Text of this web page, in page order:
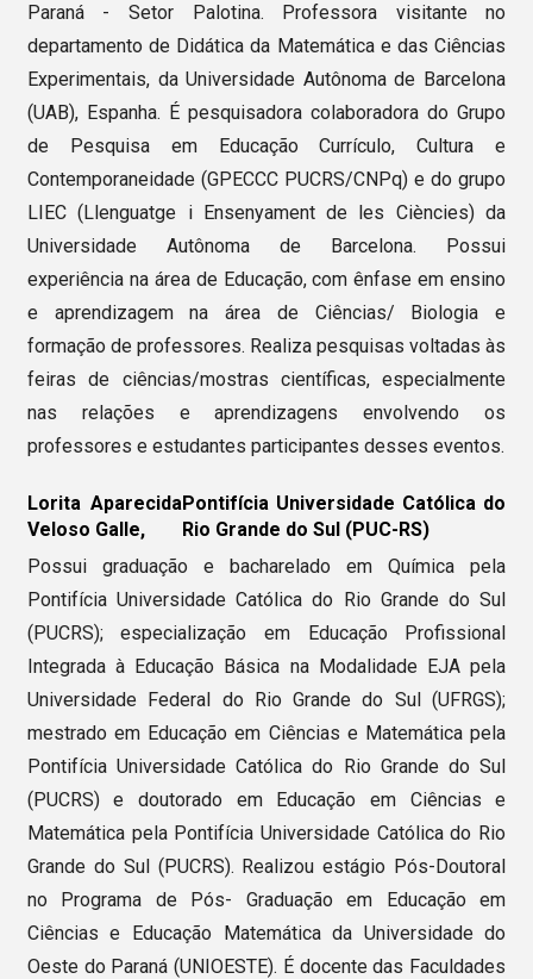
Paraná - Setor Palotina. Professora visitante no
departamento de Didática da Matemática e das Ciências
Experimentais, da Universidade Autônoma de Barcelona
(UAB), Espanha. É pesquisadora colaboradora do Grupo
de Pesquisa em Educação Currículo, Cultura e
Contemporaneidade (GPECCC PUCRS/CNPq) e do grupo
LIEC (Llenguatge i Ensenyament de les Ciències) da
Universidade Autônoma de Barcelona. Possui
experiência na área de Educação, com ênfase em ensino
e aprendizagem na área de Ciências/ Biologia e
formação de professores. Realiza pesquisas voltadas às
feiras de ciências/mostras científicas, especialmente
nas relações e aprendizagens envolvendo os
professores e estudantes participantes desses eventos.
Lorita Aparecida
Veloso Galle,
Pontifícia Universidade Católica do
Rio Grande do Sul (PUC-RS)
Possui graduação e bacharelado em Química pela
Pontifícia Universidade Católica do Rio Grande do Sul
(PUCRS); especialização em Educação Profissional
Integrada à Educação Básica na Modalidade EJA pela
Universidade Federal do Rio Grande do Sul (UFRGS);
mestrado em Educação em Ciências e Matemática pela
Pontifícia Universidade Católica do Rio Grande do Sul
(PUCRS) e doutorado em Educação em Ciências e
Matemática pela Pontifícia Universidade Católica do Rio
Grande do Sul (PUCRS). Realizou estágio Pós-Doutoral
no Programa de Pós- Graduação em Educação em
Ciências e Educação Matemática da Universidade do
Oeste do Paraná (UNIOESTE). É docente das Faculdades